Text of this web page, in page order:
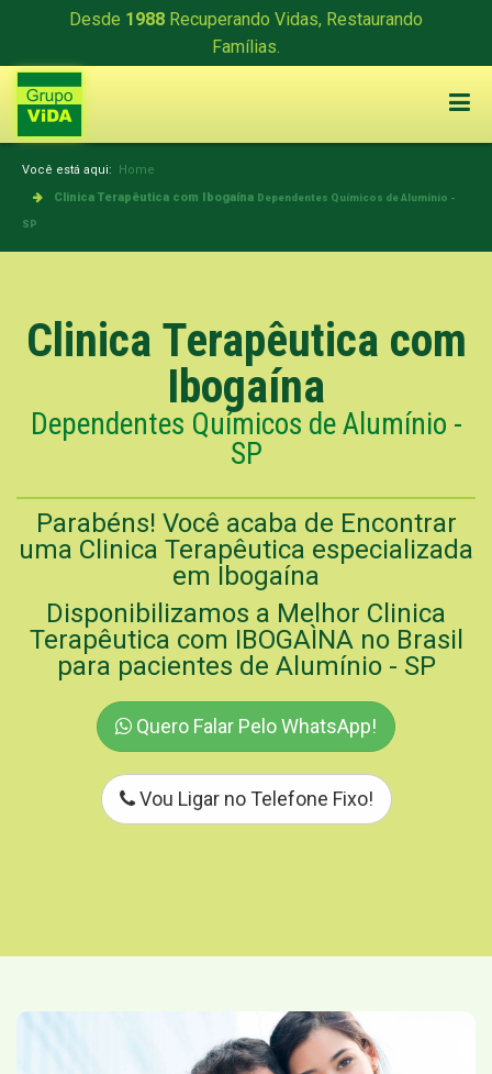
Desde 1988 Recuperando Vidas, Restaurando
Famílias.
Você está aqui: Home
Clinica Terapêutica com Ibogaína Dependentes Químicos de Alumínio -
SP
Clinica Terapêutica com
Ibogaína
Dependentes Químicos de Alumínio -
SP
Parabéns! Você acaba de Encontrar
uma Clinica Terapêutica especializada
em Ibogaína
Disponibilizamos a Melhor Clinica
Terapêutica com IBOGAÌNA no Brasil
para pacientes de Alumínio - SP
Quero Falar Pelo WhatsApp!
Vou Ligar no Telefone Fixo!